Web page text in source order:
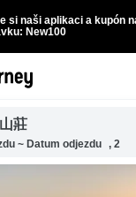
si naši aplikaci a kupón
New100
莊
~ Datum odjezdu , 2